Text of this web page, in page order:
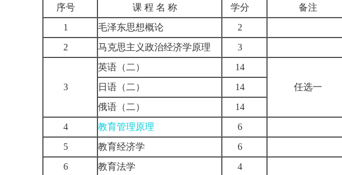
序号
课 程 名 称 学分
备注
1
毛泽东思想概论
2
2
马克思主义政治经济学原理 3
3
英语（二）
14
任选一
日语（二）
14
俄语（二）
14
4
教育管理原理
6
5
教育经济学
6
6
教育法学
4